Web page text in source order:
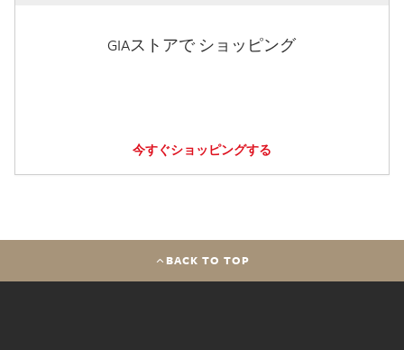
GIAストアで ショッピング
今すぐショッピングする
BACK TO TOP